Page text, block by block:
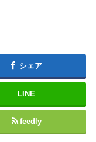
シェア
LINE
feedly